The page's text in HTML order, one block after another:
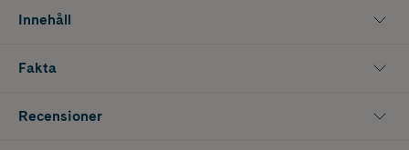
Innehåll
Fakta
Recensioner